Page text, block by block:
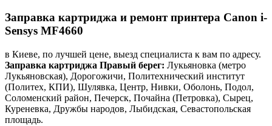
Заправка картриджа и ремонт принтера Canon i-
Sensys MF4660
в Киеве, по лучшей цене, выезд специалиста к вам по адресу.
Заправка картриджа Правый берег: Лукьяновка (метро
Лукьяновская), Дорогожичи, Политехнический институт
(Политех, КПИ), Шулявка, Центр, Нивки, Оболонь, Подол,
Соломенский район, Печерск, Почайна (Петровка), Сырец,
Куреневка, Дружбы народов, Лыбидская, Севастопольская
площадь.